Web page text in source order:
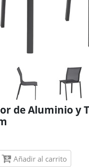
de Aluminio y
Añadir al carrito